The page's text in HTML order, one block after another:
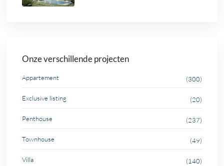
Onze verschillende projecten
Appartement (300)
Exclusive listing (20)
Penthouse (237)
Townhouse (49)
Villa (140)